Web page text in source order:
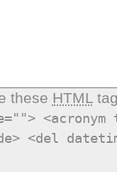
these HTML
<del